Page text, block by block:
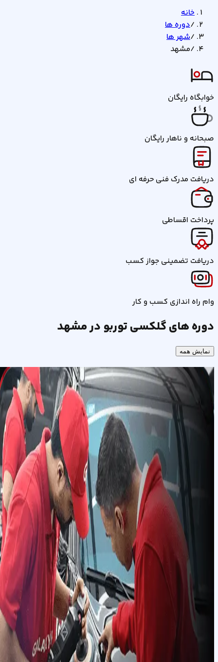
خانه
/دوره ها
/شهر ها
/مشهد
خوابگاه رایگان
صبحانه و ناهار رایگان
دریافت مدرک فنی حرفه ای
پرداخت اقساطی
دریافت تضمینی جواز کسب
وام راه اندازی کسب و کار
دوره های گلکسی توربو در مشهد
نمایش همه
آموزش صافکاری
سنتی و پی دی آر
(PDR) در مشهد
مشاهده دوره
آموزش کاور بدنه
خودرو در مشهد
مشاهده دوره
آموزش لیسه گیری
خودرو در مشهد
مشاهده دوره
آموزش نقاشی
خودرو در مشهد
مشاهده دوره
آموزش برق خودرو
در مشهد